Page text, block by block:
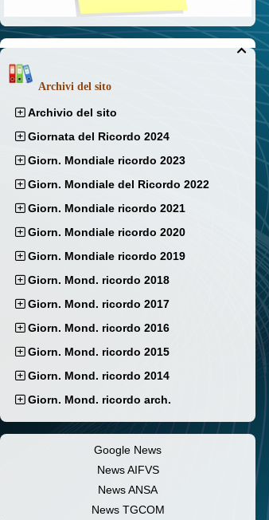

Archivi del sito
Archivio del sito
Giornata del Ricordo 2024
Giorn. Mondiale ricordo 2023
Giorn. Mondiale del Ricordo 2022
Giorn. Mondiale ricordo 2021
Giorn. Mondiale ricordo 2020
Giorn. Mondiale ricordo 2019
Giorn. Mond. ricordo 2018
Giorn. Mond. ricordo 2017
Giorn. Mond. ricordo 2016
Giorn. Mond. ricordo 2015
Giorn. Mond. ricordo 2014
Giorn. Mond. ricordo arch.
Google News
News AIFVS
News ANSA
News TGCOM